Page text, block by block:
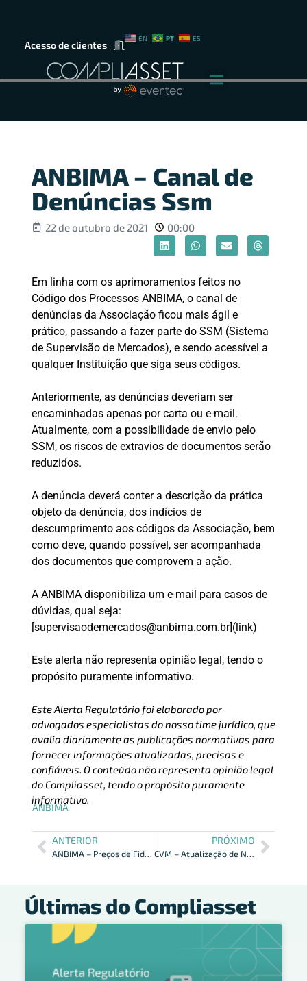
Acesso de clientes
EN PT ES
ANBIMA – Canal de
Denúncias Ssm
22 de outubro de 2021 00:00
Em linha com os aprimoramentos feitos no
Código dos Processos ANBIMA, o canal de
denúncias da Associação ficou mais ágil e
prático, passando a fazer parte do SSM (Sistema
de Supervisão de Mercados), e sendo acessível a
qualquer Instituição que siga seus códigos.
Anteriormente, as denúncias deveriam ser
encaminhadas apenas por carta ou e-mail.
Atualmente, com a possibilidade de envio pelo
SSM, os riscos de extravios de documentos serão
reduzidos.
A denúncia deverá conter a descrição da prática
objeto da denúncia, dos indícios de
descumprimento aos códigos da Associação, bem
como deve, quando possível, ser acompanhada
dos documentos que comprovem a ação.
A ANBIMA disponibiliza um e-mail para casos de
dúvidas, qual seja:
[supervisaodemercados@anbima.com.br](link)
Este alerta não representa opinião legal, tendo o
propósito puramente informativo.
Este Alerta Regulatório foi elaborado por
advogados especialistas do nosso time jurídico, que
avalia diariamente as publicações normativas para
fornecer informações atualizadas, precisas e
confiáveis. O conteúdo não representa opinião legal
do Compliasset, tendo o propósito puramente
informativo.
ANBIMA
ANTERIOR
ANBIMA – Preços de Fidcs Calculados e Divulgados Diariamente
PRÓXIMO
CVM – Atualização de Normas Sobre Taxa de Fiscalização
Últimas do Compliasset